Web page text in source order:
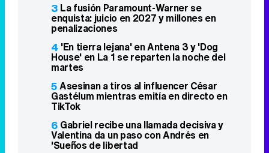
3 La fusión Paramount-Warner se
enquista: juicio en 2027 y millones en
penalizaciones
4 'En tierra lejana' en Antena 3 y 'Dog
House' en La 1 se reparten la noche del
martes
5Asesinan a tiros al influencer César
Gastélum mientras emitía en directo en
TikTok
6 Gabriel recibe una llamada decisiva y
Valentina da un paso con Andrés en
'Sueños de libertad